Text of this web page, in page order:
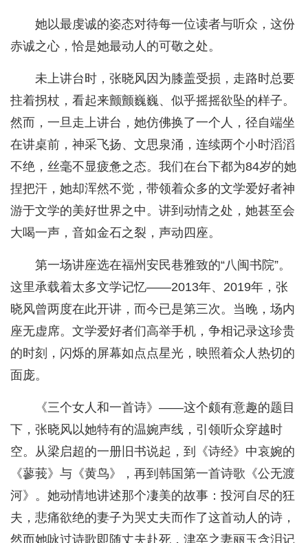
她以最虔诚的姿态对待每一位读者与听众，这份
赤诚之心，恰是她最动人的可敬之处。
未上讲台时，张晓风因为膝盖受损，走路时总要
拄着拐杖，看起来颤颤巍巍、似乎摇摇欲坠的样子。
然而，一旦走上讲台，她仿佛换了一个人，径自端坐
在讲桌前，神采飞扬、文思泉涌，连续两个小时滔滔
不绝，丝毫不显疲惫之态。我们在台下都为84岁的她
捏把汗，她却浑然不觉，带领着众多的文学爱好者神
游于文学的美好世界之中。讲到动情之处，她甚至会
大喝一声，音如金石之裂，声动四座。
第一场讲座选在福州安民巷雅致的“八闽书院”。
这里承载着太多文学记忆——2013年、2019年，张
晓风曾两度在此开讲，而今已是第三次。当晚，场内
座无虚席。文学爱好者们高举手机，争相记录这珍贵
的时刻，闪烁的屏幕如点点星光，映照着众人热切的
面庞。
《三个女人和一首诗》——这个颇有意趣的题目
下，张晓风以她特有的温婉声线，引领听众穿越时
空。从梁启超的一册旧书说起，到《诗经》中哀婉的
《蓼莪》与《黄鸟》，再到韩国第一首诗歌《公无渡
河》。她动情地讲述那个凄美的故事：投河自尽的狂
夫，悲痛欲绝的妻子为哭丈夫而作了这首动人的诗，
然而她咏过诗歌即随丈夫赴死，津卒之妻丽玉含泪记